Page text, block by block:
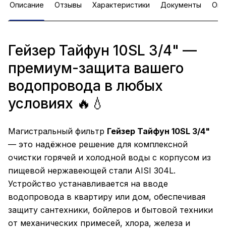
Описание Отзывы Характеристики Документы
Гейзер Тайфун 10SL 3/4" —
премиум-защита вашего
водопровода в любых
условиях 🔥💧
Магистральный фильтр Гейзер Тайфун 10SL 3/4"
— это надёжное решение для комплексной
очистки горячей и холодной воды с корпусом из
пищевой нержавеющей стали AISI 304L.
Устройство устанавливается на вводе
водопровода в квартиру или дом, обеспечивая
защиту сантехники, бойлеров и бытовой техники
от механических примесей, хлора, железа и